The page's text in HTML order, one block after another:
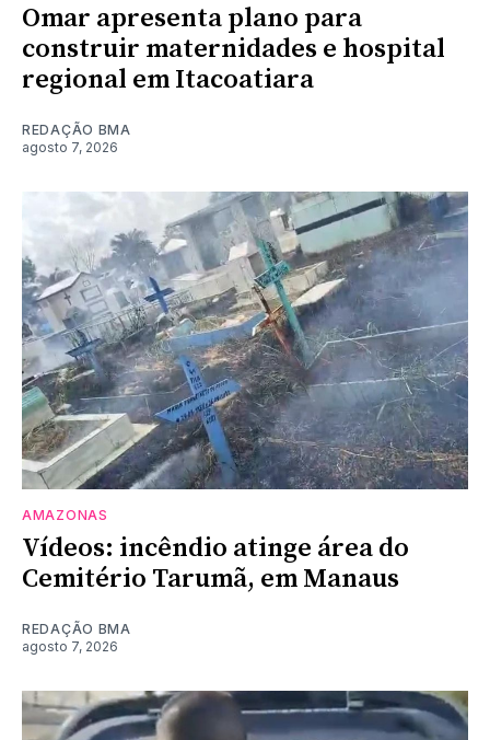
Omar apresenta plano para
construir maternidades e hospital
regional em Itacoatiara
REDAÇÃO BMA
agosto 7, 2026
AMAZONAS
Vídeos: incêndio atinge área do
Cemitério Tarumã, em Manaus
REDAÇÃO BMA
agosto 7, 2026